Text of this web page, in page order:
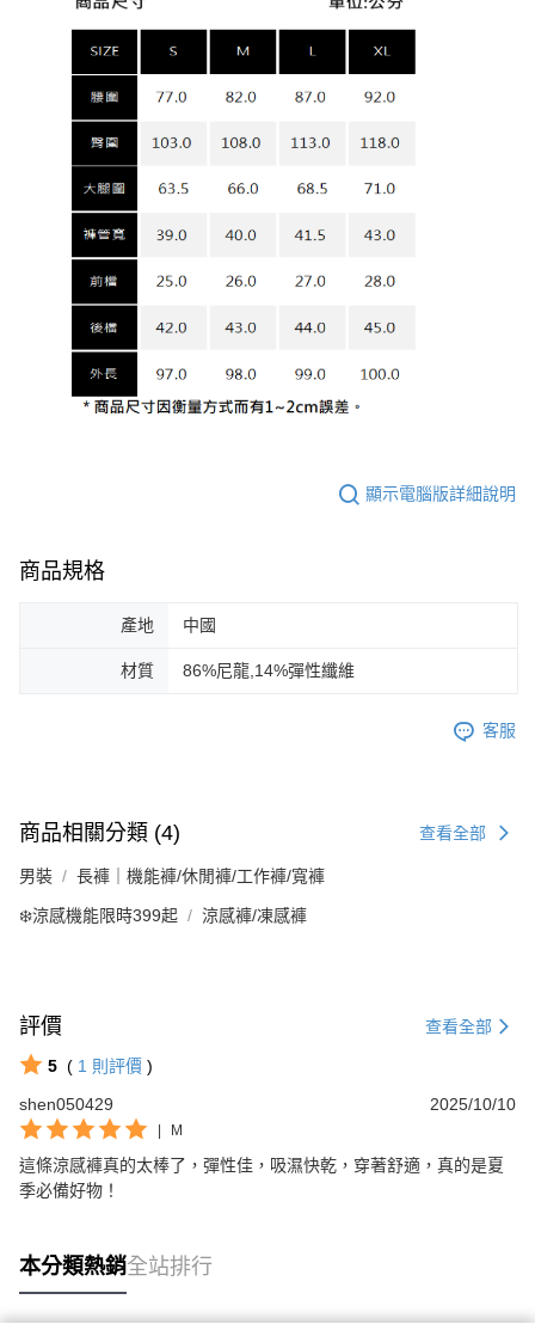
顯示電腦版詳細說明
商品規格
產地 中國
材質 86%尼龍,14%彈性纖維
客服
商品相關分類 (4) 查看全部
男裝 長褲｜機能褲/休閒褲/工作褲/寬褲
❄️涼感機能限時399起 涼感褲/凍感褲
評價 查看全部
5 ( 1 則評價 )
shen050429
2025/10/10
| M
這條涼感褲真的太棒了，彈性佳，吸濕快乾，穿著舒適，真的是夏
季必備好物！
本分類熱銷全站排行